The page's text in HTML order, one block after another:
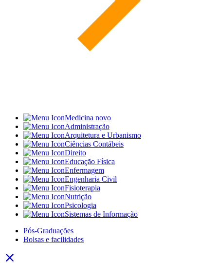
Medicina novo
Administração
Arquitetura e Urbanismo
Ciências Contábeis
Direito
Educação Física
Enfermagem
Engenharia Civil
Fisioterapia
Nutrição
Psicologia
Sistemas de Informação
Pós-Graduações
Bolsas e facilidades